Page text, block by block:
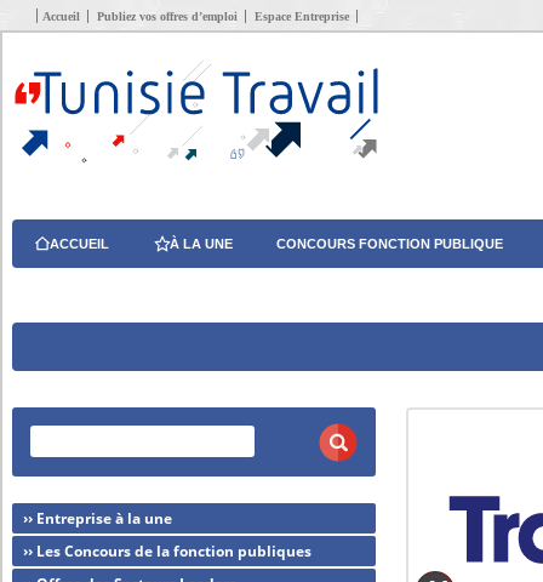
Accueil Publiez vos offres d’emploi Espace Entreprise
ACCUEIL À LA UNE CONCOURS FONCTION PUBLIQUE
›› Entreprise à la une
›› Les Concours de la fonction publiques